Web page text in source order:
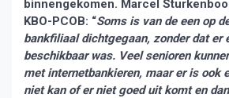
binnengekomen. Marcel
KBO-PCOB: “Soms is van de een op
bankfiliaal dichtgegaan, zonder dat er
beschikbaar was. Veel senioren
met internetbankieren, maar er is ook
niet kan of er niet goed uit komt en